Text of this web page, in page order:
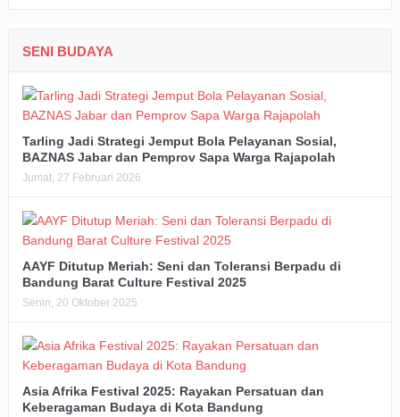
SENI BUDAYA
Tarling Jadi Strategi Jemput Bola Pelayanan Sosial,
BAZNAS Jabar dan Pemprov Sapa Warga Rajapolah
Jumat, 27 Februari 2026
AAYF Ditutup Meriah: Seni dan Toleransi Berpadu di
Bandung Barat Culture Festival 2025
Senin, 20 Oktober 2025
Asia Afrika Festival 2025: Rayakan Persatuan dan
Keberagaman Budaya di Kota Bandung